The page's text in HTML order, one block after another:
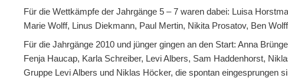
Für die Wettkämpfe der Jahrgänge 5 – 7 waren dabei: Luisa
Marie Wolff, Linus Diekmann, Paul Mertin, Nikita Prosatov, Ben Wolff
Für die Jahrgänge 2010 und jünger gingen an den Start: Anna
Fenja Haucap, Karla Schreiber, Levi Albers, Sam Haddenhorst,
Gruppe Levi Albers und Niklas Höcker, die spontan eingesprungen